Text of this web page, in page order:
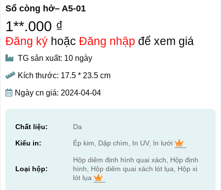
Sổ còng hở– A5-01
1**.000 ₫
Đăng kýhoặc Đăng nhập để xem giá
TG sản xuất: 10 ngày
Kích thước: 17.5 * 23.5 cm
Ngày cn giá: 2024-04-04
Chất liệu: Da
Kiểu in: Ép kim, Dập chìm, In UV, In lưới
Loại hộp:
Hộp diêm định hình quai xách, Hộp định
hình, Hộp diêm quai xách lót lụa, Hộp xi
lót lụa